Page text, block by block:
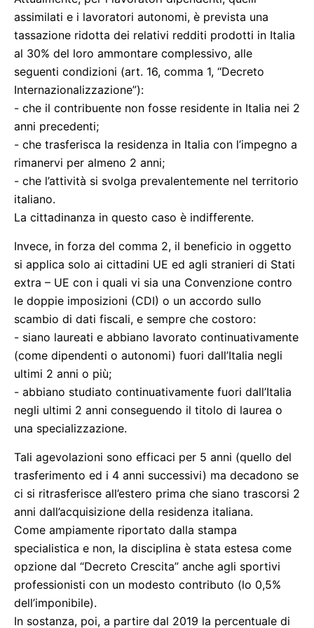
assimilati e i lavoratori autonomi, è prevista una
tassazione ridotta dei relativi redditi prodotti in Italia
al 30% del loro ammontare complessivo, alle
seguenti condizioni (art. 16, comma 1, “Decreto
Internazionalizzazione”):
- che il contribuente non fosse residente in Italia nei 2
anni precedenti;
- che trasferisca la residenza in Italia con l’impegno a
rimanervi per almeno 2 anni;
- che l’attività si svolga prevalentemente nel territorio
italiano.
La cittadinanza in questo caso è indifferente.
Invece, in forza del comma 2, il beneficio in oggetto
si applica solo ai cittadini UE ed agli stranieri di Stati
extra – UE con i quali vi sia una Convenzione contro
le doppie imposizioni (CDI) o un accordo sullo
scambio di dati fiscali, e sempre che costoro:
- siano laureati e abbiano lavorato continuativamente
(come dipendenti o autonomi) fuori dall’Italia negli
ultimi 2 anni o più;
- abbiano studiato continuativamente fuori dall’Italia
negli ultimi 2 anni conseguendo il titolo di laurea o
una specializzazione.
Tali agevolazioni sono efficaci per 5 anni (quello del
trasferimento ed i 4 anni successivi) ma decadono se
ci si ritrasferisce all’estero prima che siano trascorsi 2
anni dall’acquisizione della residenza italiana.
Come ampiamente riportato dalla stampa
specialistica e non, la disciplina è stata estesa come
opzione dal “Decreto Crescita” anche agli sportivi
professionisti con un modesto contributo (lo 0,5%
dell’imponibile).
In sostanza, poi, a partire dal 2019 la percentuale di